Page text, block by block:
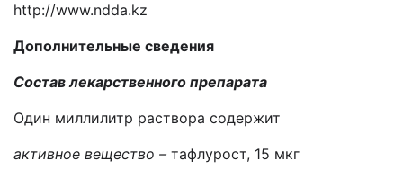
http://www.ndda.kz
Дополнительные сведения
Состав лекарственного препарата
Один миллилитр раствора содержит
активное вещество – тафлурост, 15 мкг